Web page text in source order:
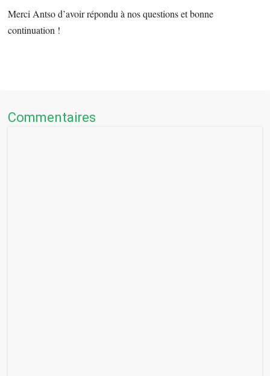
Merci Antso d’avoir répondu à nos questions et bonne
continuation !
Commentaires